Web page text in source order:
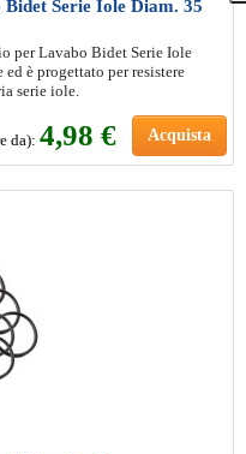
Serie Iole Diam. 35
per Lavabo Bidet Serie Iole
è progettato per resistere
serie iole.
da): 4,98 € Acquista